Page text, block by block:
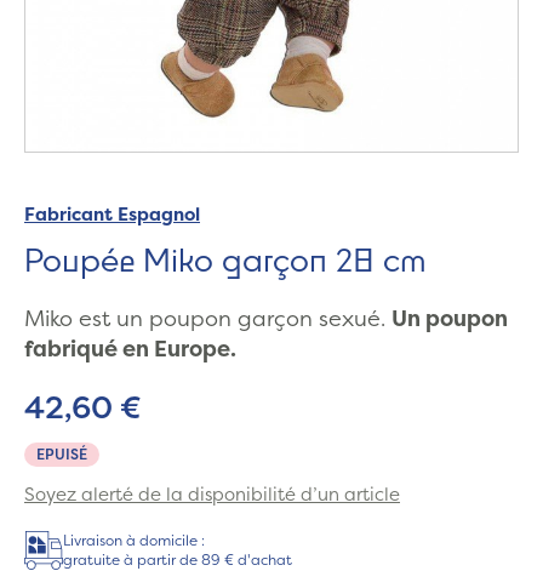
Fabricant Espagnol
Poupée Miko garçon 28 cm
Miko est un poupon garçon sexué. Un poupon
fabriqué en Europe.
EPUISÉ
42,60 €
Soyez alerté de la disponibilité d’un article
Livraison à domicile :
gratuite à partir de 89 € d'achat